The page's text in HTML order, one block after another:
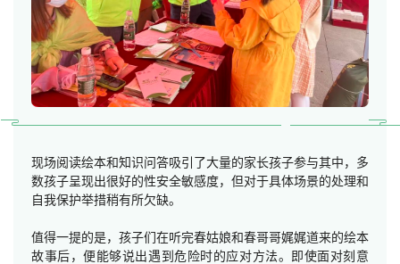
现场阅读绘本和知识问答吸引了大量的家长孩子参与其中，多
数孩子呈现出很好的性安全敏感度，但对于具体场景的处理和
自我保护举措稍有所欠缺。
值得一提的是，孩子们在听完春姑娘和春哥哥娓娓道来的绘本
故事后，便能够说出遇到危险时的应对方法。即使面对刻意